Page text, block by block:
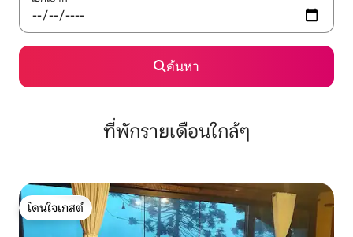
ค้นหา
ที่พักรายเดือนใกล้ๆ
โดนใจเกสต์
โดนใจเกสต์